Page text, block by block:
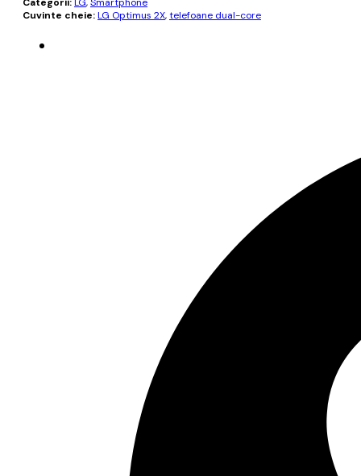
Cuvinte cheie:LG Optimus 2X,telefoane dual-core